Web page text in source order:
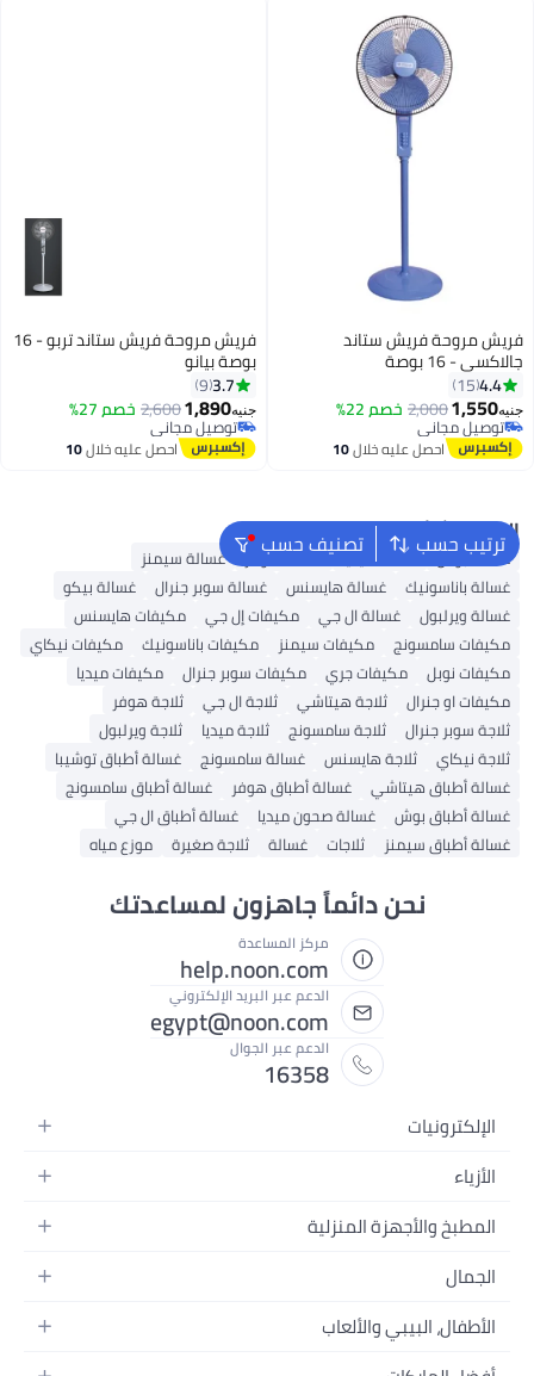
فريش مروحة فريش ستاند
جالاكسي - 16 بوصة
4.4
15
جنيه1,550
2,000خصم 22%
توصيل مجاني
توصيل مجانياحصل عليه خلال10
فريش مروحة فريش ستاند تربو - 16
بوصة بيانو
3.7
9
جنيه1,890
2,600خصم 27%
توصيل مجاني
توصيل مجانياحصل عليه خلال10
ترتيب حسب تصنيف حسب البحث الشائع
غسالة بوش غسالة ميديا غسالة هوفر
غسالة سيمنز
غسالة باناسونيك
غسالة هايسنس غسالة سوبر جنرال
غسالة بيكو
غسالة ويرلبول
غسالة ال جي مكيفات إل جي
مكيفات هايسنس
مكيفات سامسونج
مكيفات سيمنز مكيفات باناسونيك
مكيفات نيكاي
مكيفات نوبل
مكيفات جري مكيفات سوبر جنرال
مكيفات ميديا
مكيفات او جنرال
ثلاجة هيتاشي ثلاجة ال جي
ثلاجة هوفر
ثلاجة سوبر جنرال
ثلاجة سامسونج ثلاجة ميديا
ثلاجة ويرلبول
ثلاجة نيكاي
ثلاجة هايسنس غسالة سامسونج
غسالة أطباق توشيبا
غسالة أطباق هيتاشي
غسالة أطباق هوفر
غسالة أطباق سامسونج
غسالة أطباق بوش
غسالة صحون ميديا
غسالة أطباق ال جي
غسالة أطباق سيمنز
ثلاجات غسالة ثلاجة صغيرة موزع مياه
نحن دائماً جاهزون لمساعدتك
مركز المساعدة
help.noon.com
الدعم عبر البريد الإلكتروني
egypt@noon.com
الدعم عبر الجوال
16358
الإلكترونيات
الهواتف المتحركة
أجهزة الكمبيوتر المحمولة
الأجهزة المنزلية
التلفزيونات
الأزياء
أزياء نسائية
أزياء البنات
أزياء الأولاد
المطبخ والأجهزة المنزلية
المطبخ وأدوات الطعام
مستلزمات الحمام
الجمال
العطور النسائية
الأطفال، البيبي والألعاب
عربات الأطفال وإكسسواراتها